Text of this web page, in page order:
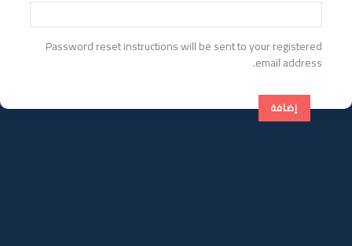
Password reset instructions will be sent to your registered
email address.